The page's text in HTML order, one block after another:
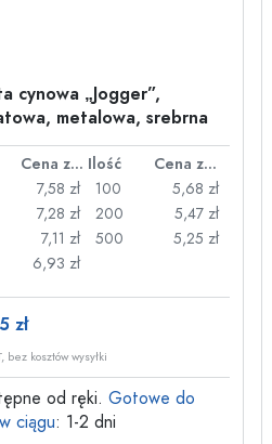
cynowa „Jogger”,
metalowa, srebrna
Cena za sztukę Ilość
Cena za sztukę
7,58 zł
7,28 zł
7,11 zł
6,93 zł
100
5,68 zł
200
5,47 zł
500
5,25 zł
zł
bez kosztów wysyłki
od ręki. Gotowe do
ciągu: 1-2 dni